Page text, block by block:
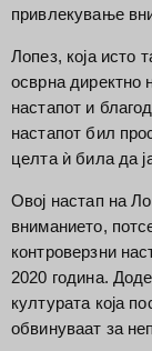
привлекување
Лопез, која исто
осврна директно
настапот и
настапот бил
целта ѝ била да
Овој настап на
вниманието,
контроверзни
2020 година.
културата која
обвинуваат за